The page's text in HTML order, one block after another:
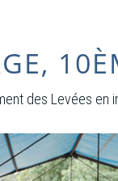
des Levées en